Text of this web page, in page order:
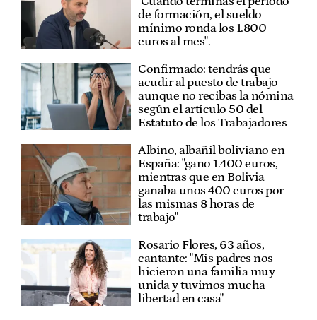
de formación, el sueldo
mínimo ronda los 1.800
euros al mes".
Confirmado: tendrás que
acudir al puesto de trabajo
aunque no recibas la nómina
según el artículo 50 del
Estatuto de los Trabajadores
Albino, albañil boliviano en
España: "gano 1.400 euros,
mientras que en Bolivia
ganaba unos 400 euros por
las mismas 8 horas de
trabajo"
Rosario Flores, 63 años,
cantante: "Mis padres nos
hicieron una familia muy
unida y tuvimos mucha
libertad en casa"